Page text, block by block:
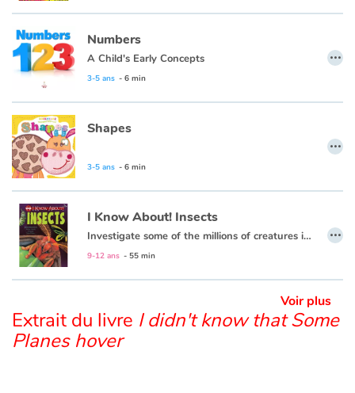
Apprendre les langues
Dyslexie, troubles de la lecture
Nos listes de lecture
Les plus lus
Coups de coeur
Numbers
A Child's Early Concepts
3-5 ans - 6 min
…
Shapes
3-5 ans - 6 min
…
I Know About! Insects
Investigate some of the millions of creatures in the species of insects!
9-12 ans - 55 min
…
Voir plus
Extrait du livre I didn't know that Some
Planes hover